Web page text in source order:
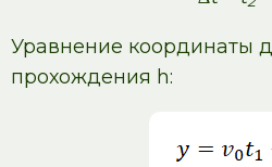
Уравнение координаты
прохождения h: